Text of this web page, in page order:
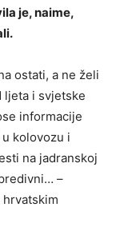
je, naime,
ostati, a ne želi
ljeta i svjetske
informacije
kolovozu i
na jadranskoj
–